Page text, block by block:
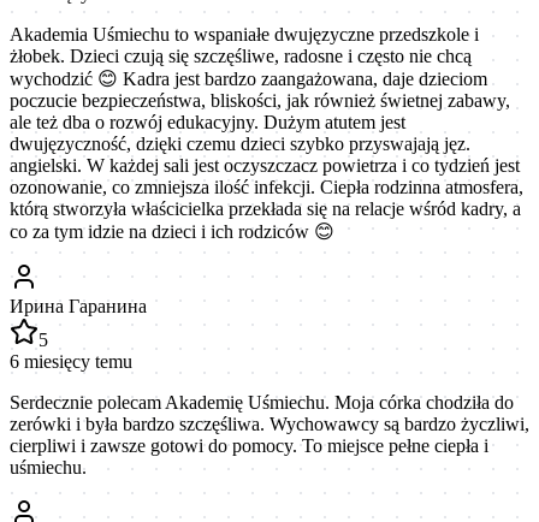
Akademia Uśmiechu to wspaniałe dwujęzyczne przedszkole i
żłobek. Dzieci czują się szczęśliwe, radosne i często nie chcą
wychodzić 😊 Kadra jest bardzo zaangażowana, daje dzieciom
poczucie bezpieczeństwa, bliskości, jak również świetnej zabawy,
ale też dba o rozwój edukacyjny. Dużym atutem jest
dwujęzyczność, dzięki czemu dzieci szybko przyswajają jęz.
angielski. W każdej sali jest oczyszczacz powietrza i co tydzień jest
ozonowanie, co zmniejsza ilość infekcji. Ciepła rodzinna atmosfera,
którą stworzyła właścicielka przekłada się na relacje wśród kadry, a
co za tym idzie na dzieci i ich rodziców 😊
Ирина Гаранина
5
6 miesięcy temu
Serdecznie polecam Akademię Uśmiechu. Moja córka chodziła do
zerówki i była bardzo szczęśliwa. Wychowawcy są bardzo życzliwi,
cierpliwi i zawsze gotowi do pomocy. To miejsce pełne ciepła i
uśmiechu.